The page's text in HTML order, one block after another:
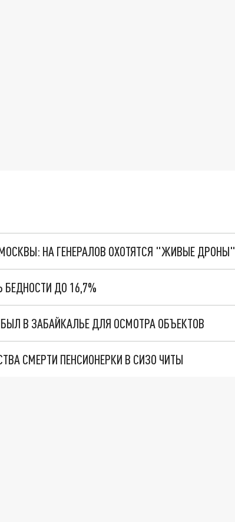
НА ГЕНЕРАЛОВ ОХОТЯТСЯ "ЖИВЫЕ ДРОНЫ"
ДО 16,7%
В ЗАБАЙКАЛЬЕ ДЛЯ ОСМОТРА ОБЪЕКТОВ
СМЕРТИ ПЕНСИОНЕРКИ В СИЗО ЧИТЫ